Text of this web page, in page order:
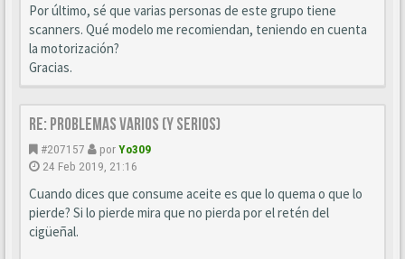
Por último, sé que varias personas de este grupo tiene
scanners. Qué modelo me recomiendan, teniendo en cuenta
la motorización?
Gracias.
Re: Problemas varios (y serios)
#207157 porYo309
24 Feb 2019, 21:16
Cuando dices que consume aceite es que lo quema o que lo
pierde? Si lo pierde mira que no pierda por el retén del
cigüeñal.